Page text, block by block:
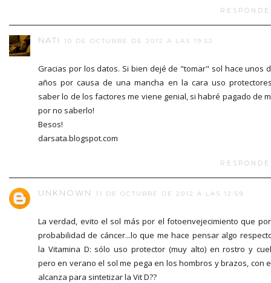
NATI 10 DE OCTUBRE DE 2012 A LAS 19:52
Gracias por los datos. Si bien dejé de "tomar" sol hace unos
años por causa de una mancha en la cara uso
saber lo de los factores me viene genial, si habré pagado de
por no saberlo!
Besos!
darsata.blogspot.com
UNKNOWN 11 DE OCTUBRE DE 2012 A LAS 12:59
La verdad, evito el sol más por el fotoenvejecimiento que
probabilidad de cáncer...lo que me hace pensar algo
la Vitamina D: sólo uso protector (muy alto) en rostro y
pero en verano el sol me pega en los hombros y brazos, con
alcanza para sintetizar la Vit D??